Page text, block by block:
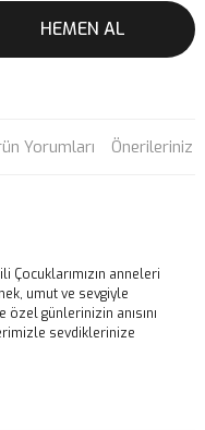
HEMEN AL
Yorumları Önerileriniz
Çocuklarımızın anneleri
umut ve sevgiyle
günlerinizin anısını
sevdiklerinize